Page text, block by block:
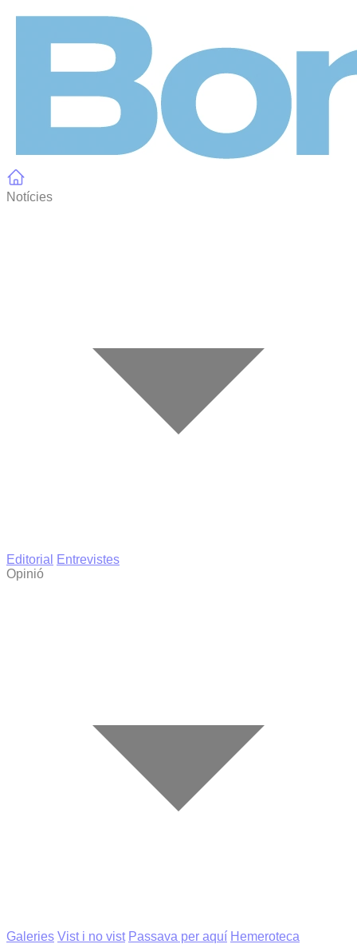
Notícies
Editorial
Entrevistes
Opinió
Galeries Vist i no vist Passava per aquí Hemeroteca